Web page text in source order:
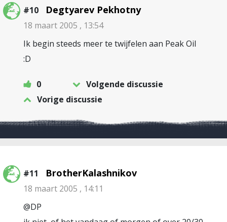
#10 Degtyarev Pekhotny
18 maart 2005 , 13:54
Ik begin steeds meer te twijfelen aan Peak Oil
:D
0
Volgende discussie
Vorige discussie
#11 BrotherKalashnikov
18 maart 2005 , 14:11
@DP